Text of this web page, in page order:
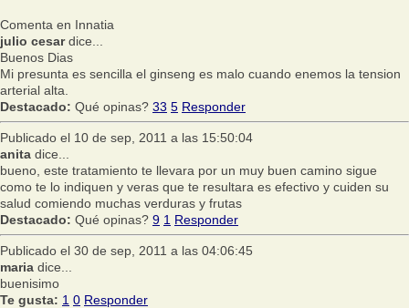
Comenta en Innatia
julio cesardice...
Buenos Dias
Mi presunta es sencilla el ginseng es malo cuando enemos la tension
arterial alta.
Destacado: Qué opinas? 33 5 Responder
Publicado el 10 de sep, 2011 a las 15:50:04
anita dice...
bueno, este tratamiento te llevara por un muy buen camino sigue
como te lo indiquen y veras que te resultara es efectivo y cuiden su
salud comiendo muchas verduras y frutas
Destacado: Qué opinas? 9 1 Responder
Publicado el 30 de sep, 2011 a las 04:06:45
maria dice...
buenisimo
Te gusta: 1 0 Responder